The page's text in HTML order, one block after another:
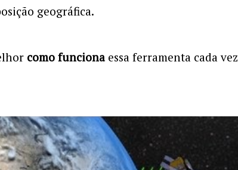
geográfica.
como funciona essa ferramenta cada vez